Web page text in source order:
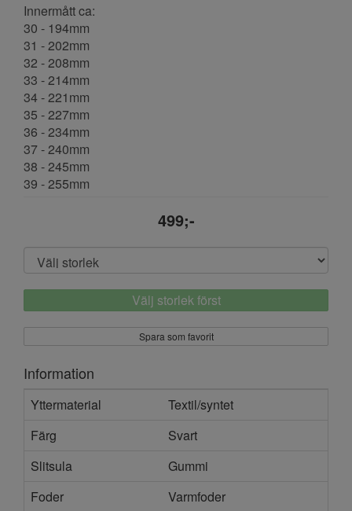
Innermått ca:
30 - 194mm
31 - 202mm
32 - 208mm
33 - 214mm
34 - 221mm
35 - 227mm
36 - 234mm
37 - 240mm
38 - 245mm
39 - 255mm
499;-
Välj storlek först
Spara som favorit
Information
Yttermaterial
Textil/syntet
Färg
Svart
Slitsula
Gummi
Foder
Varmfoder